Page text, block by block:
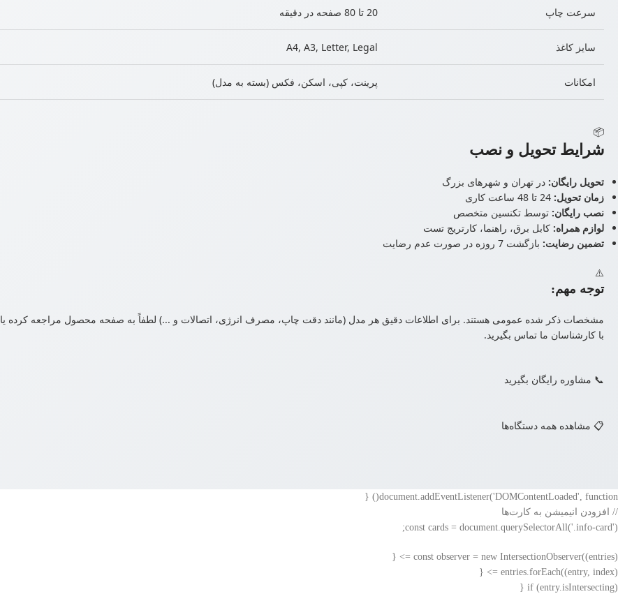
سرعت چاپ 20 تا 80 صفحه در دقیقه
سایز کاغذ A4, A3, Letter, Legal
امکانات پرینت، کپی، اسکن، فکس (بسته به مدل)
📦
شرایط تحویل و نصب
تحویل رایگان: در تهران و شهرهای بزرگ
زمان تحویل:
نصب رایگان: توسط تکنسین متخصص
لوازم همراه: کابل برق، راهنما، کارتریج تست
تضمین رضایت: بازگشت 7 روزه در صورت عدم رضایت
⚠️
توجه مهم:
مشخصات ذکر شده عمومی هستند. برای اطلاعات دقیق هر مدل (مانند دقت چاپ، مصرف انرژی، اتصالات و ...) لطفاً به صفحه محصول مراجعه کرده یا
با کارشناسان ما تماس بگیرید.
📞 مشاوره رایگان بگیرید
📋 مشاهده همه دستگاه‌ها
document.addEventListener('DOMContentLoaded', function() {
// افزودن انیمیشن به کارت‌ها
const cards = document.querySelectorAll('.info-card');
const observer = new IntersectionObserver((entries) => {
entries.forEach((entry, index) => {
if (entry.isIntersecting) {